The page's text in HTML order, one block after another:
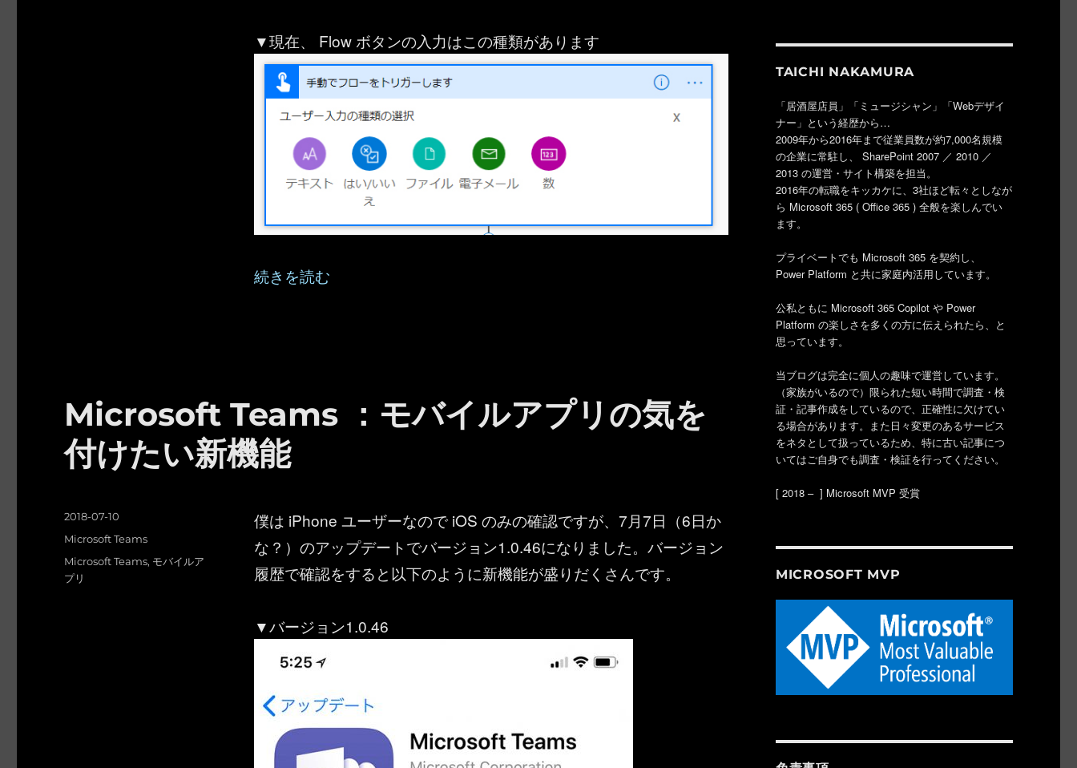
▼現在、 Flow ボタンの入力はこの種類があります
“Microsoft Flow ：Flow ボタンの入力でモバイルアプリからだとエラーになる種類” の
続きを読む
Microsoft Teams ：モバイルアプリの気を
付けたい新機能
僕は iPhone ユーザーなので iOS のみの確認ですが、7月7日（6日か
な？）のアップデートでバージョン1.0.46になりました。バージョン
履歴で確認をすると以下のように新機能が盛りだくさんです。
▼バージョン1.0.46
投
2018-07-10
カ
ゴ
Microsoft Teams
タ
グ
Microsoft Teams, モバイルア
プリ
TAICHI NAKAMURA
「居酒屋店員」「ミュージシャン」「Webデザイ
ナー」という経歴から…
2009年から2016年まで従業員数が約7,000名規模
の企業に常駐し、 SharePoint 2007 ／ 2010 ／
2013 の運営・サイト構築を担当。
2016年の転職をキッカケに、3社ほど転々としなが
ら Microsoft 365 ( Office 365 ) 全般を楽しんでい
ます。
プライベートでも Microsoft 365 を契約し、
Power Platform と共に家庭内活用しています。
公私ともに Microsoft 365 Copilot や Power
Platform の楽しさを多くの方に伝えられたら、と
思っています。
当ブログは完全に個人の趣味で運営しています。
（家族がいるので）限られた短い時間で調査・検
証・記事作成をしているので、正確性に欠けてい
る場合があります。また日々変更のあるサービス
をネタとして扱っているため、特に古い記事につ
いてはご自身でも調査・検証を行ってください。
[ 2018 – ] Microsoft MVP 受賞
MICROSOFT MVP